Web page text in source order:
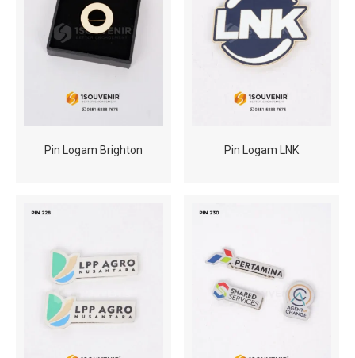
Pin Logam Brighton Pin Logam LNK